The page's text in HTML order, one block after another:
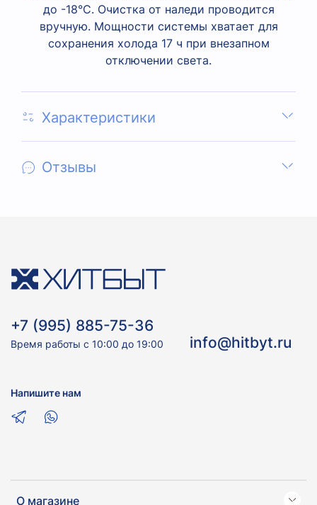
до -18°C. Очистка от наледи проводится
вручную. Мощности системы хватает для
сохранения холода 17 ч при внезапном
отключении света.
Характеристики
Отзывы
О магазине
+7 (995) 885-75-36
Время работы с 10:00 до 19:00 info@hitbyt.ru
Напишите нам